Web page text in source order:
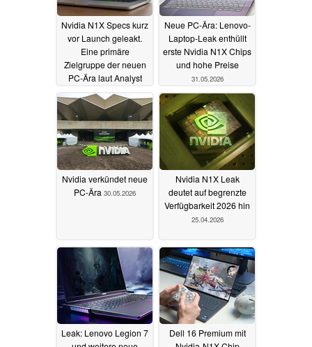
Nvidia N1X Specs kurz
vor Launch geleakt.
Eine primäre
Zielgruppe der neuen
PC-Ära laut Analyst
31.05.2026
Neue PC-Ära: Lenovo-
Laptop-Leak enthüllt
erste Nvidia N1X Chips
und hohe Preise
31.05.2026
Nvidia verkündet neue
PC-Ära 30.05.2026
Nvidia N1X Leak
deutet auf begrenzte
Verfügbarkeit 2026 hin
25.04.2026
Leak: Lenovo Legion 7
Dell 16 Premium mit